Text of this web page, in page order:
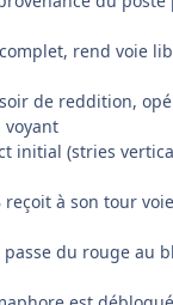
rend voie
de reddition,
initial (stries
reçoit à son tour
du rouge au